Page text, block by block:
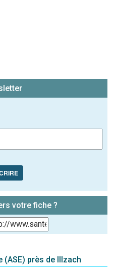
votre fiche ?
près de Illzach